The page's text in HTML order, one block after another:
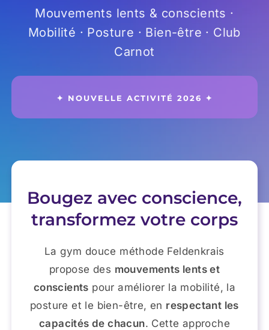
Actualité
Avantages
Mouvements lents & conscients ·
Mobilité · Posture · Bien-être · Club
Carnot
✦ NOUVELLE ACTIVITÉ 2026 ✦
Bougez avec conscience,
transformez votre corps
La gym douce méthode Feldenkrais
propose des mouvements lents et
conscients pour améliorer la mobilité, la
posture et le bien-être, en respectant les
capacités de chacun. Cette approche